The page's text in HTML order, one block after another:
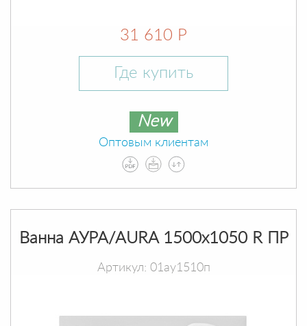
31 610 Р
Где купить
New
Оптовым клиентам
Ванна АУРА/AURA 1500х1050 R ПР
Артикул: 01ау1510п